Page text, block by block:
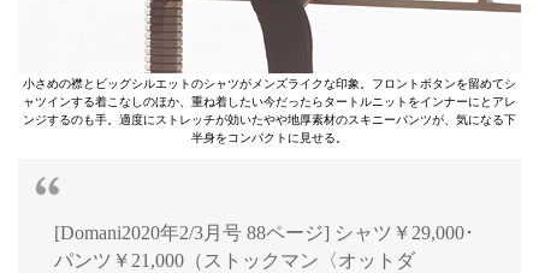
小さめの襟とビッグシルエットのシャツがメンズライクな印象。フロントボタンを留めてシ
ャツインする着こなしのほか、重ね着したい今だったらタートルニットをインナーにとアレ
ンジするのも手。適度にストレッチが効いたやや地厚素材のスキニーパンツが、気になる下
半身をコンパクトに見せる。
[Domani2020年2/3月号 88ページ] シャツ￥29,000･
パンツ￥21,000（ストックマン〈オットダ